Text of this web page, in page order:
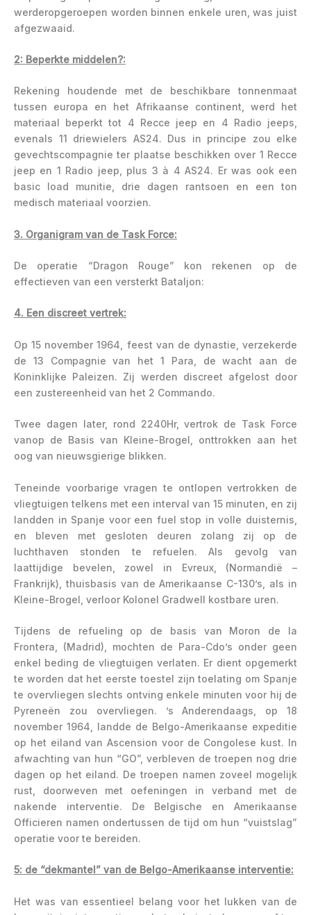
werderopgeroepen worden binnen enkele uren, was juist
afgezwaaid.
2: Beperkte middelen?:
Rekening houdende met de beschikbare tonnenmaat
tussen europa en het Afrikaanse continent, werd het
materiaal beperkt tot 4 Recce jeep en 4 Radio jeeps,
evenals 11 driewielers AS24. Dus in principe zou elke
gevechtscompagnie ter plaatse beschikken over 1 Recce
jeep en 1 Radio jeep, plus 3 à 4 AS24. Er was ook een
basic load munitie, drie dagen rantsoen en een ton
medisch materiaal voorzien.
3. Organigram van de Task Force:
De operatie “Dragon Rouge” kon rekenen op de
effectieven van een versterkt Bataljon:
4. Een discreet vertrek:
Op 15 november 1964, feest van de dynastie, verzekerde
de 13 Compagnie van het 1 Para, de wacht aan de
Koninklijke Paleizen. Zij werden discreet afgelost door
een zustereenheid van het 2 Commando.
Twee dagen later, rond 2240Hr, vertrok de Task Force
vanop de Basis van Kleine-Brogel, onttrokken aan het
oog van nieuwsgierige blikken.
Teneinde voorbarige vragen te ontlopen vertrokken de
vliegtuigen telkens met een interval van 15 minuten, en zij
landden in Spanje voor een fuel stop in volle duisternis,
en bleven met gesloten deuren zolang zij op de
luchthaven stonden te refuelen. Als gevolg van
laattijdige bevelen, zowel in Evreux, (Normandië –
Frankrijk), thuisbasis van de Amerikaanse C-130’s, als in
Kleine-Brogel, verloor Kolonel Gradwell kostbare uren.
Tijdens de refueling op de basis van Moron de la
Frontera, (Madrid), mochten de Para-Cdo’s onder geen
enkel beding de vliegtuigen verlaten. Er dient opgemerkt
te worden dat het eerste toestel zijn toelating om Spanje
te overvliegen slechts ontving enkele minuten voor hij de
Pyreneën zou overvliegen. ’s Anderendaags, op 18
november 1964, landde de Belgo-Amerikaanse expeditie
op het eiland van Ascension voor de Congolese kust. In
afwachting van hun “GO”, verbleven de troepen nog drie
dagen op het eiland. De troepen namen zoveel mogelijk
rust, doorweven met oefeningen in verband met de
nakende interventie. De Belgische en Amerikaanse
Officieren namen ondertussen de tijd om hun “vuistslag”
operatie voor te bereiden.
5: de “dekmantel” van de Belgo-Amerikaanse interventie:
Het was van essentieel belang voor het lukken van de